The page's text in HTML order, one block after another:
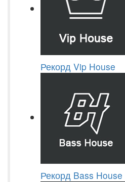
Рекорд Vip House
Рекорд Bass House